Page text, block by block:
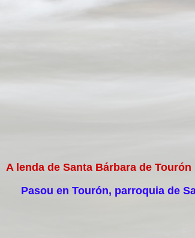
A lenda de Santa Bárbara de Tourón
Pasou en Tourón, parroquia de